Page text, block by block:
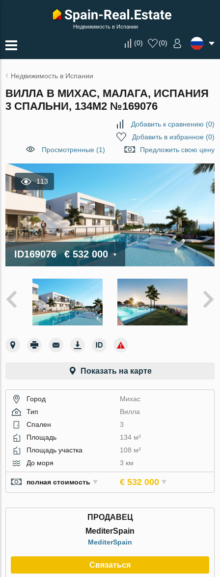
Недвижимость в Испании
(0) (0)
Недвижимость в Испании
ВИЛЛА В МИХАС, МАЛАГА, ИСПАНИЯ
3 СПАЛЬНИ, 134М2 №169076
Добавить к сравнению (0)
Добавить в избранное(0)
Просмотренные (1)
Предложить свою цену
113
ID169076 € 532 000
Показать на карте
Город
Михас
Тип
Вилла
Спален
3
Площадь
134 м²
Площадь участка
108 м²
До моря
3 км
полная стоимость € 532 000
ПРОДАВЕЦ
MediterSpain
MediterSpain
Связаться